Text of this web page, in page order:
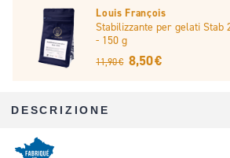
Louis François
Stabilizzante per gelati Stab
- 150 g
11,90 € 8,50 €
DESCRIZIONE